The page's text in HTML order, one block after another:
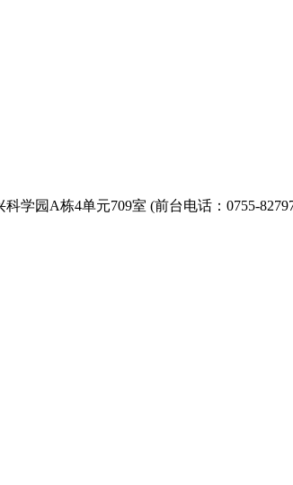
学园A栋4单元709室 (前台电话：0755-